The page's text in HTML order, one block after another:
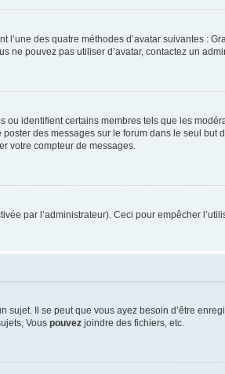
des quatre méthodes d’avatar suivantes :
pouvez pas utiliser d’avatar, contactez un
identifient certains membres tels que les
des messages sur le forum dans le seul but
votre compteur de messages.
par l’administrateur). Ceci pour empêcher
Il se peut que vous ayez besoin d’être
Vous pouvez joindre des fichiers, etc.